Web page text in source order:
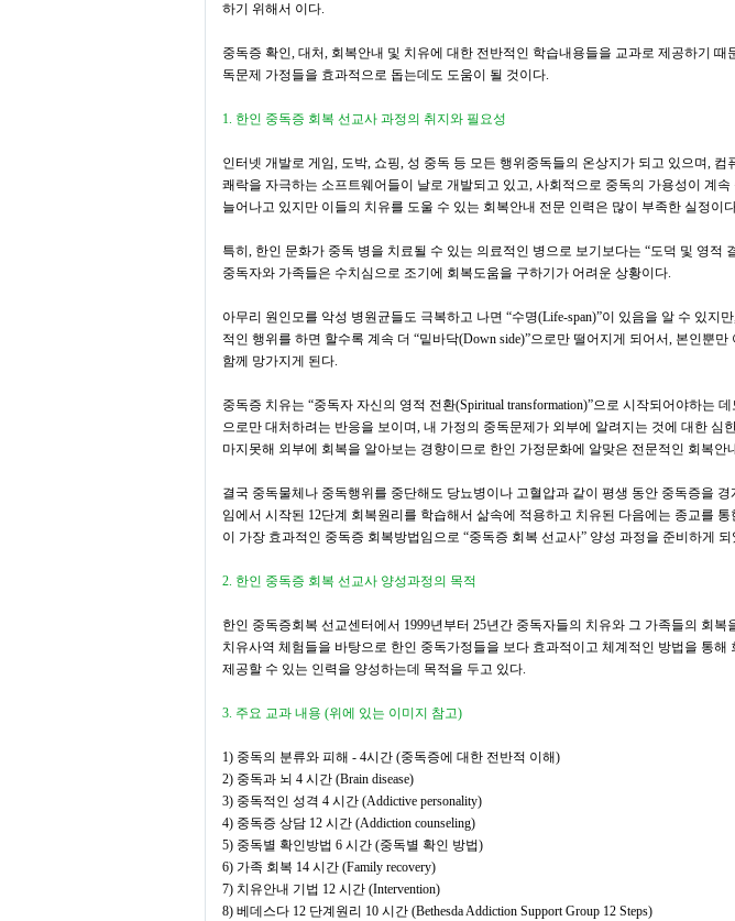
하기 위해서 이다.
중독증 확인, 대처, 회복안내 및 치유에 대한 전반적인 학습내용들을 교과로 제공하기
독문제 가정들을 효과적으로 돕는데도 도움이 될 것이다.
1. 한인 중독증 회복 선교사 과정의 취지와 필요성
인터넷 개발로 게임, 도박, 쇼핑, 성 중독 등 모든 행위중독들의 온상지가 되고 있으며, 컴
쾌락을 자극하는 소프트웨어들이 날로 개발되고 있고, 사회적으로 중독의 가용성이 계속
늘어나고 있지만 이들의 치유를 도울 수 있는 회복안내 전문 인력은 많이 부족한 실정이
특히 , 한인 문화가 중독 병을 치료될 수 있는 의료적인 병으로 보기보다는 “도덕 및 영적
중독자와 가족들은 수치심으로 조기에 회복도움을 구하기가 어려운 상황이다.
아무리 원인모를 악성 병원균들도 극복하고 나면 “수명(Life-span)”이 있음을 알 수 있지만
적인 행위를 하면 할수록 계속 더 “밑바닥(Down side)”으로만 떨어지게 되어서, 본인뿐만
함께 망가지게 된다.
중독증 치유는 “중독자 자신의 영적 전환(Spiritual transformation)”으로 시작되어야하는
으로만 대처하려는 반응을 보이며, 내 가정의 중독문제가 외부에 알려지는 것에 대한 심
마지못해 외부에 회복을 알아보는 경향이므로 한인 가정문화에 알맞은 전문적인 회복안
결국 중독물체나 중독행위를 중단해도 당뇨병이나 고혈압과 같이 평생 동안 중독증을
임에서 시작된 12단계 회복원리를 학습해서 삶속에 적용하고 치유된 다음에는 종교를
이 가장 효과적인 중독증 회복방법임으로 “중독증 회복 선교사” 양성 과정을 준비하게 되
2. 한인 중독증 회복 선교사 양성과정의 목적
한인 중독증회복 선교센터에서 1999년부터 25년간 중독자들의 치유와 그 가족들의 회
치유사역 체험들을 바탕으로 한인 중독가정들을 보다 효과적이고 체계적인 방법을 통
제공할 수 있는 인력을 양성하는데 목적을 두고 있다.
3. 주요 교과 내용 (위에 있는 이미지 참고)
1) 중독의 분류와 피해 - 4시간 (중독증에 대한 전반적 이해)
2) 중독과 뇌 4 시간 (Brain disease)
3) 중독적인 성격 4 시간 (Addictive personality)
4) 중독증 상담 12 시간 (Addiction counseling)
5) 중독별 확인방법 6 시간 (중독별 확인 방법)
6) 가족 회복 14 시간 (Family recovery)
7) 치유안내 기법 12 시간 (Intervention)
8) 베데스다 12 단계원리 10 시간 (Bethesda Addiction Support Group 12 Steps)